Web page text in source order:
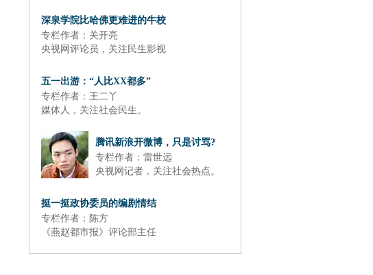
深泉学院比哈佛更难进的牛校
专栏作者：关开亮
央视网评论员，关注民生影视
五一出游：“人比XX都多”
专栏作者：王二丫
媒体人，关注社会民生。
腾讯新浪开微博，只是讨骂?
专栏作者：雷世远
央视网记者，关注社会热点。
挺一挺政协委员的编剧情结
专栏作者：陈方
《燕赵都市报》评论部主任